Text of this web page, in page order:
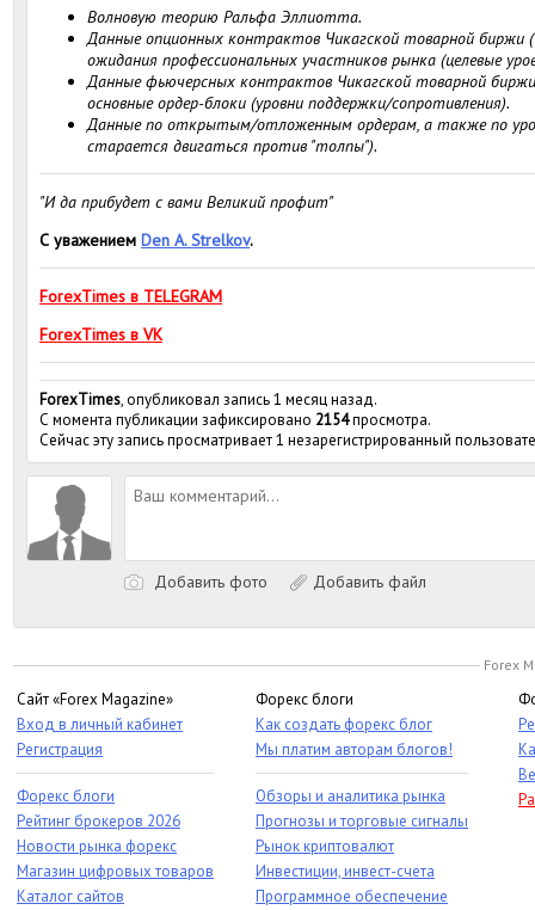
Волновую теорию Ральфа Эллиотта.
Данные опционных контрактов Чикагской товарной
ожидания профессиональных участников рынка (целевые
Данные фьючерсных контрактов Чикагской товарной
основные ордер-блоки (уровни поддержки/сопротивления).
Данные по открытым/отложенным ордерам, а также по
старается двигаться против "толпы").
"И да прибудет с вами Великий профит"
С уважением Den A. Strelkov.
ForexTimes в TELEGRAM
ForexTimes в VK
ForexTimes, опубликовал запись 1 месяц назад.
С момента публикации зафиксировано 2154просмотра.
Сейчас эту запись просматривает 1 незарегистрированный
Добавить фото Добавить файл
Forex
Сайт «Forex Magazine»
Вход в личный кабинет
Регистрация
Форекс блоги
Рейтинг брокеров 2026
Новости рынка форекс
Магазин цифровых товаров
Каталог сайтов
Форекс блоги
Как создать форекс блог
Мы платим авторам блогов!
Обзоры и аналитика рынка
Прогнозы и торговые сигналы
Рынок криптовалют
Инвестиции, инвест-счета
Программное обеспечение